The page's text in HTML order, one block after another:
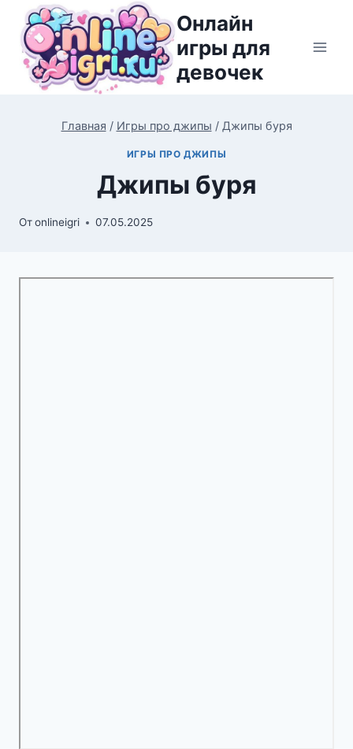
Перейти
содержимому
Онлайн
игры для
девочек
Главная / Игры про джипы / Джипы буря
ИГРЫ ПРО ДЖИПЫ
Джипы буря
Отonlineigri 07.05.2025